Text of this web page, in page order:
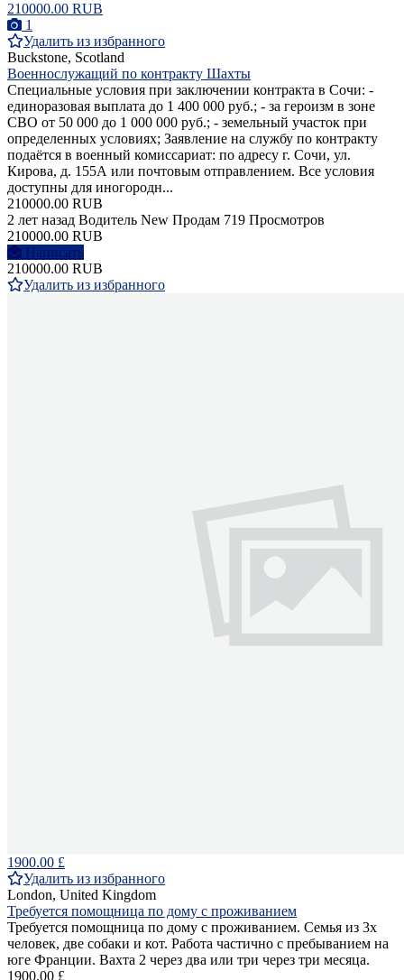
210000.00 RUB
1
Удалить из избранного
Buckstone, Scotland
Военнослужащий по контракту Шахты
Специальные условия при заключении контракта в Сочи: -
единоразовая выплата до 1 400 000 руб.; - за героизм в зоне
СВО от 50 000 до 1 000 000 руб.; - земельный участок при
определенных условиях; Заявление на службу по контракту
подаётся в военный комиссариат: по адресу г. Сочи, ул.
Кирова, д. 155А или почтовым отправлением. Все условия
доступны для иногородн...
210000.00 RUB
2 лет назад Водитель New Продам 719 Просмотров
210000.00 RUB
Написать
210000.00 RUB
Удалить из избранного
1900.00 £
Удалить из избранного
London, United Kingdom
Требуется помощница по дому с проживанием
Требуется помощница по дому с проживанием. Семья из 3х
человек, две собаки и кот. Работа частично с пребыванием на
юге Франции. Вахта 2 через два или три через три месяца.
1900.00 £